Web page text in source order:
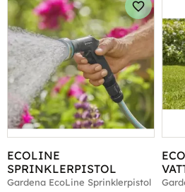
ECOLINE
SPRINKLERPISTOL
Gardena EcoLine Sprinklerpistol
Lägg till